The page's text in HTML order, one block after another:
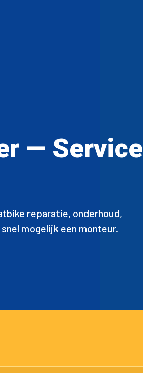
— Service
reparatie, onderhoud,
mogelijk een monteur.